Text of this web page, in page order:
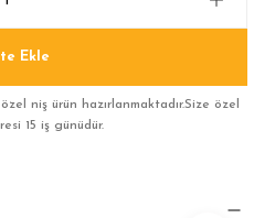
Ekle
niş ürün hazırlanmaktadır.Size özel
15 iş günüdür.